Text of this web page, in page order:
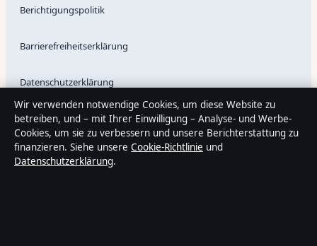
Berichtigungspolitik
Barrierefreiheitserklärung
Datenschutzerklärung
Über Medienlinker in Kürze
Medienlinker ist ein unabhängiger digitaler Nachrichtenanbieter
Wir verwenden notwendige Cookies, um diese Website zu
betreiben, und – mit Ihrer Einwilligung – Analyse- und Werbe-
Cookies, um sie zu verbessern und unsere Berichterstattung zu
finanzieren. Siehe unsere Cookie-Richtlinie und
Datenschutzerklärung.